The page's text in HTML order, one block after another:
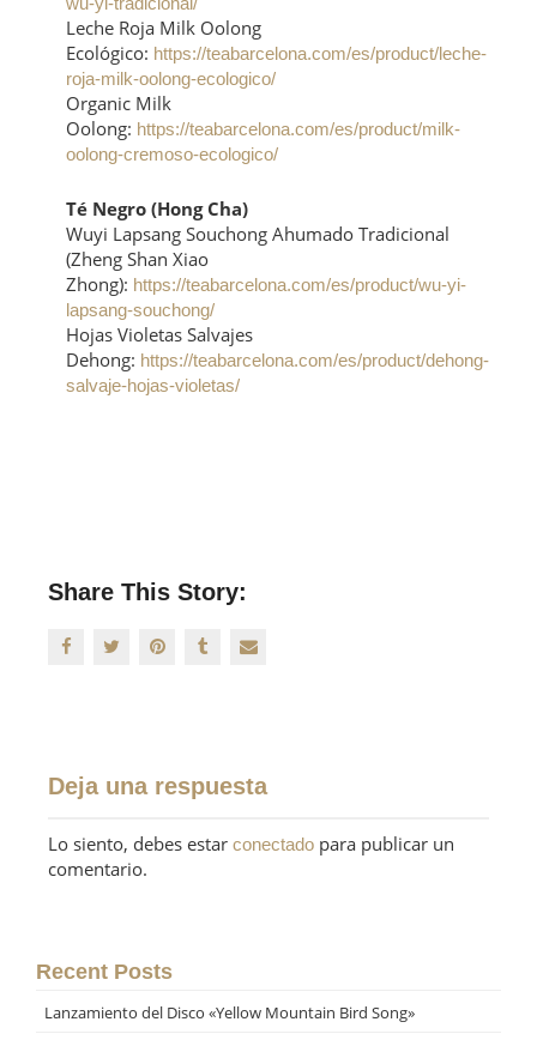
Leche Roja Milk Oolong
Ecológico: https://teabarcelona.com/es/product/leche-
roja-milk-oolong-ecologico/
Organic Milk
Oolong: https://teabarcelona.com/es/product/milk-
oolong-cremoso-ecologico/
Té Negro (Hong Cha)
Wuyi Lapsang Souchong Ahumado Tradicional
(Zheng Shan Xiao
Zhong): https://teabarcelona.com/es/product/wu-yi-
lapsang-souchong/
Hojas Violetas Salvajes
Dehong: https://teabarcelona.com/es/product/dehong-
salvaje-hojas-violetas/
Share This Story:
Deja una respuesta
Lo siento, debes estar conectado para publicar un
comentario.
Recent Posts
Lanzamiento del Disco «Yellow Mountain Bird Song»